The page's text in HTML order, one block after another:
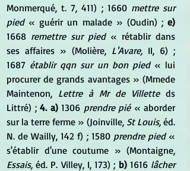
Monmerqué, t. 7, 411) ; 1660 mettre sur
pied « guérir un malade » (Oudin) ; e)
1668 remettre sur pied « rétablir dans
ses affaires » (Molière, L'Avare, II, 6) ;
1687 établir qqn sur un bon pied « lui
procurer de grands avantages » (Mmede
Maintenon, Lettre à Mr de Villette ds
Littré) ; 4. a) 1306 prendre pié « aborder
sur la terre ferme » (Joinville, St Louis, éd.
N. de Wailly, 142 f) ; 1580 prendre pied «
Essais, éd. P. Villey, I, 173) ; b) 1616 lâcher